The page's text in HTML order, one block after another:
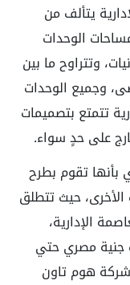
يتألف من
الوحدات
وتتراوح ما بين
كحد أقصى، وجميع الوحدات
تتمتع بتصميمات
على حدٍ سواء.
بأنها تقوم بطرح
حيث تتطلق
الإدارية،
سعر متر يبدأ من 150 ألف جنية مصري حتي
شركة هوم تاون